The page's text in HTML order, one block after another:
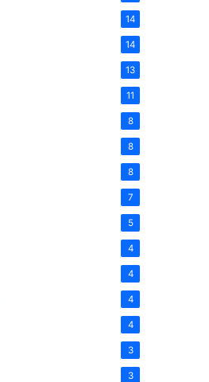
14
14
13
11
8
8
8
7
5
4
4
4
4
3
3